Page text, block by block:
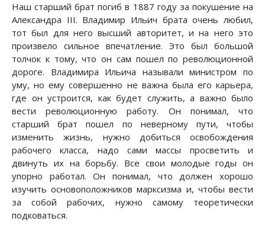
Наш старший брат погиб в 1887 году за покушение на
Александра III. Владимир Ильич брата очень любил,
тот был для него высший авторитет, и на него это
произвело сильное впечатление. Это был большой
толчок к тому, что он сам пошел по революционной
дороге. Владимира Ильича называли министром по
уму, но ему совершенно не важна была его карьера,
где он устроится, как будет служить, а важно было
вести революционную работу. Он понимал, что
старший брат пошел по неверному пути, чтобы
изменить жизнь, нужно добиться освобождения
рабочего класса, надо сами массы просветить и
двинуть их на борьбу. Все свои молодые годы он
упорно работал. Он понимал, что должен хорошо
изучить основоположников марксизма и, чтобы вести
за собой рабочих, нужно самому теоретически
подковаться.